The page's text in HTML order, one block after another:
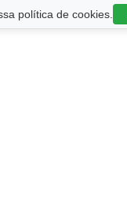
política de cookies.